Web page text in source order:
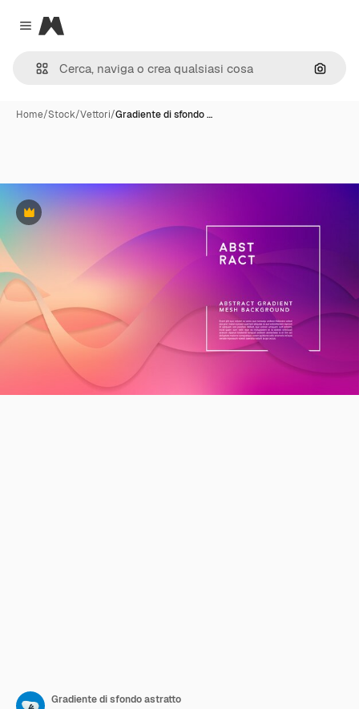
Close menu
Magnific
Cerca
Home/Stock/Vettori/Gradiente di sfondo …
Premium
Gradiente di sfondo astratto